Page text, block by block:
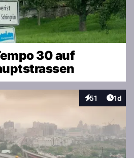
30 auf
51
Interaktionen
1d